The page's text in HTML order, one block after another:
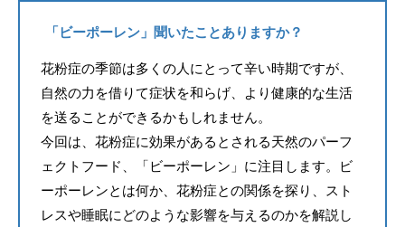
「ビーポーレン」聞いたことありますか？
花粉症の季節は多くの人にとって辛い時期ですが、
自然の力を借りて症状を和らげ、より健康的な生活
を送ることができるかもしれません。
今回は、花粉症に効果があるとされる天然のパーフ
ェクトフード、「ビーポーレン」に注目します。ビ
ーポーレンとは何か、花粉症との関係を探り、スト
レスや睡眠にどのような影響を与えるのかを解説し